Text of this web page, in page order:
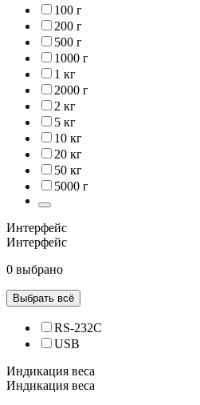
100 г
200 г
500 г
1000 г
1 кг
2000 г
2 кг
5 кг
10 кг
20 кг
50 кг
5000 г
Интерфейс
Интерфейс
0 выбрано
Выбрать всё
RS-232C
USB
Индикация веса
Индикация веса